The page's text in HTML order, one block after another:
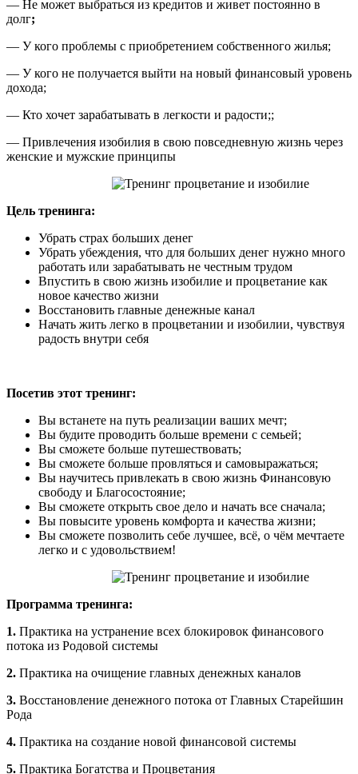
— Не может выбраться из кредитов и живет постоянно в
долг;
— У кого проблемы с приобретением собственного жилья;
— У кого не получается выйти на новый финансовый уровень
дохода;
— Кто хочет зарабатывать в легкости и радости;;
— Привлечения изобилия в свою повседневную жизнь через
женские и мужские принципы
Цель тренинга:
Убрать страх больших денег
Убрать убеждения, что для больших денег нужно много
работать или зарабатывать не честным трудом
Впустить в свою жизнь изобилие и процветание как
новое качество жизни
Восстановить главные денежные канал
Начать жить легко в процветании и изобилии, чувствуя
радость внутри себя
Посетив этот тренинг:
Вы встанете на путь реализации ваших мечт;
Вы будите проводить больше времени с семьей;
Вы сможете больше путешествовать;
Вы сможете больше провляться и самовыражаться;
Вы научитесь привлекать в свою жизнь Финансовую
свободу и Благосостояние;
Вы сможете открыть свое дело и начать все сначала;
Вы повысите уровень комфорта и качества жизни;
Вы сможете позволить себе лучшее, всё, о чём мечтаете
легко и с удовольствием!
Программа тренинга:
1. Практика на устранение всех блокировок финансового
потока из Родовой системы
2. Практика на очищение главных денежных каналов
3. Восстановление денежного потока от Главных Старейшин
Рода
4. Практика на создание новой финансовой системы
5. Практика Богатства и Процветания